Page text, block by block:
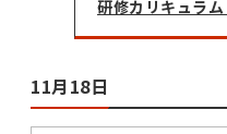
研修カリキュラム
11月18日